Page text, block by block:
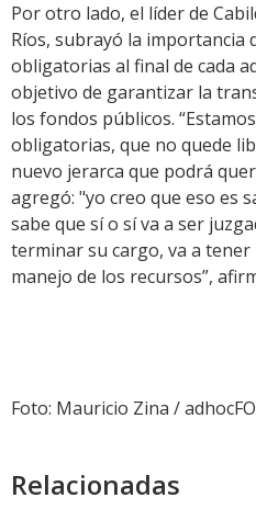
Por otro lado, el líder de
Ríos, subrayó la importancia
obligatorias al final de cada
objetivo de garantizar la
los fondos públicos.
obligatorias, que no quede
nuevo jerarca que podrá
agregó: "yo creo que eso es
sabe que sí o sí va a ser
terminar su cargo, va a tener
manejo de los recursos”,
Foto: Mauricio Zina /
Relacionadas